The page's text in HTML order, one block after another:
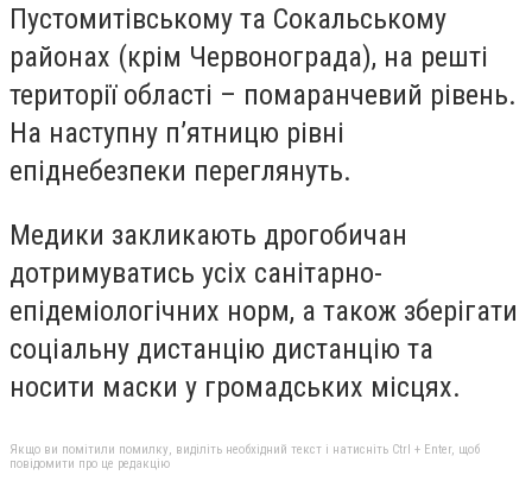
Пустомитівському та Сокальському
районах (крім Червонограда), на решті
території області – помаранчевий рівень.
На наступну п’ятницю рівні
епіднебезпеки переглянуть.
Медики закликають дрогобичан
дотримуватись усіх санітарно-
епідеміологічних норм, а також зберігати
соціальну дистанцію дистанцію та
носити маски у громадських місцях.
Якщо ви помітили помилку, виділіть необхідний текст і натисніть Ctrl + Enter, щоб
повідомити про це редакцію